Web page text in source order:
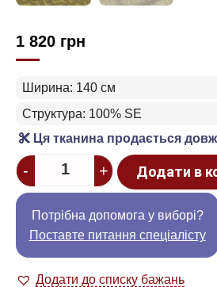
1 820 грн
Ширина: 140 см
Структура: 100% SE
Ця тканина продається
Quantity
- + Додати в
Потрібна допомога у виборі?
Поставте питання спеціалісту
Додати до списку бажань